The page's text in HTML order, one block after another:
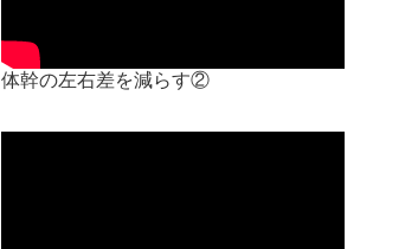
体幹の左右差を減らす②